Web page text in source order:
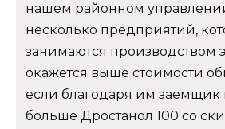
нашем районном
несколько предприятий,
занимаются производством
окажется выше стоимости
если благодаря им заемщик
больше Дростанол 100 со